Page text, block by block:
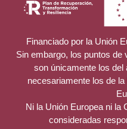
Financiado por la Unión
Sin embargo, los puntos
son únicamente los del
necesariamente los de
Ni la Unión Europea ni la
consideradas